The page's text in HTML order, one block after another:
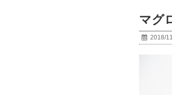
マグ
2018/